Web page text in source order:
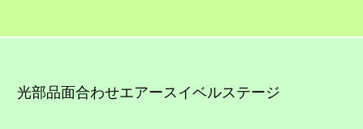
光部品面合わせエアースイベルステージ